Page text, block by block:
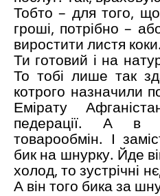
Тобто – для того,
гроші, потрібно –
виростити листя
Ти готовий і на
То тобі лише так
котрого назначили
Емірату
педерації. А в
товарообмін. І
бик на шнурку. Йде
холод, то зустрічні
А він того бика за